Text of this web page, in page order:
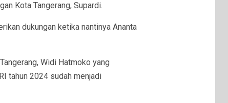
Kota Tangerang, Supardi.
dukungan ketika nantinya Ananta
Widi Hatmoko yang
tahun 2024 sudah menjadi